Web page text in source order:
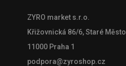
ZYRO market s.r.o.
Křižovnická 86/6, Staré Město
11000 Praha 1
podpora@zyroshop.cz